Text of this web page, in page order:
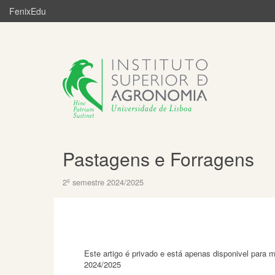
FenixEdu
Pastagens e Forragens
2º semestre 2024/2025
Este artigo é privado e está apenas disponivel para
2024/2025